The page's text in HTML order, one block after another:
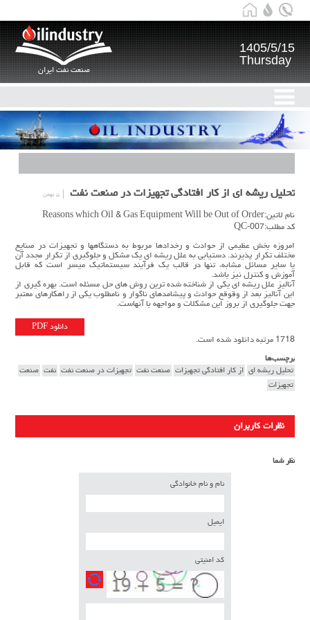
صنعت نفت ایران
1405/5/15
Thursday
تحلیل ریشه ای از کار افتادگی تجهیزات در صنعت نفت ۵ بهمن
نام لاتین:Reasons which Oil & Gas Equipment Will be Out of Order
کد مطلب:QC-007
امروزه بخش عظیمی از حوادث و رخدادها مربوط به دستگاهها و تجهیزات در صنایع
مختلف تکرار پذیرند. دستیابی به علل ریشه ای یک مشکل و جلوگیری از تکرار مجدد آن
یا سایر مسائل مشابه، تنها در قالب یک فرآیند سیستماتیک میسر است که قابل
آموزش و کنترل نیز باشد.
آنالیز علل ریشه ای یکی از شناخته شده ترین روش های حل مسئله است. بهره گیری از
این آنالیز بعد از وقوقع حوادث و پیشامدهای ناگوار و نامطلوب یکی از راهکارهای معتبر
جهت جلوگیری از بروز این مشکلات و مواجهه با آنهاست.
دانلود PDF
1718 مرتبه دانلود شده است.
برچسب‌ها
تحلیل ریشه ای از کار افتادگی تجهیزات صنعت نفت تجهیزات در صنعت نفت نفت صنعت
تجهیزات
نظرات کاربران
نظر شما
نام و نام خانوادگی
ایمیل
کد امنیتی